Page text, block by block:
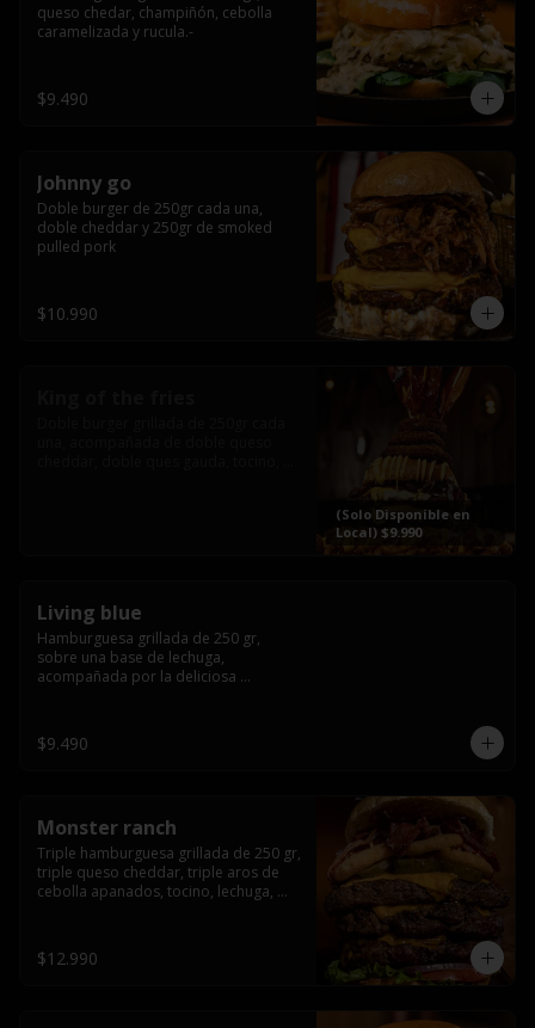
queso chedar, champiñón, cebolla
caramelizada y rucula.-
$9.490
Johnny go
Doble burger de 250gr cada una,
doble cheddar y 250gr de smoked
pulled pork
$10.990
(Solo Disponible en
Local) $9.990
Living blue
Hamburguesa grillada de 250 gr,
sobre una base de lechuga,
acompañada por la deliciosa
wisky jack daniels y salsa de miel.-
$9.490
Monster ranch
Triple hamburguesa grillada de 250 gr,
triple queso cheddar, triple aros de
cebolla apanados, tocino, lechuga,
$12.990